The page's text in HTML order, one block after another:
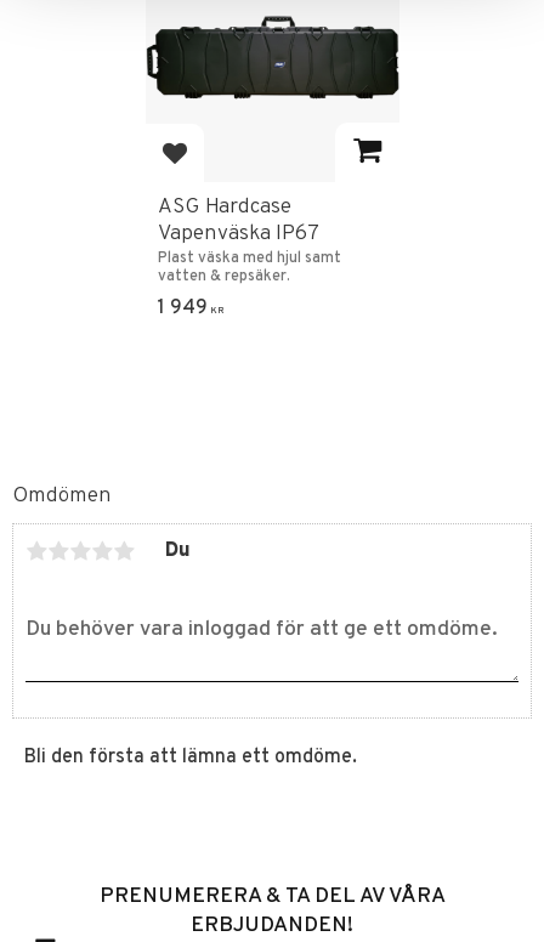
Omdömen
Du
Bli den första att lämna ett omdöme.
Lägg till i favoriter
ASG Hardcase
Vapenväska IP67
Plast väska med hjul samt
vatten & repsäker.
1 949 KR
PRENUMERERA & TA DEL AV VÅRA
ERBJUDANDEN!